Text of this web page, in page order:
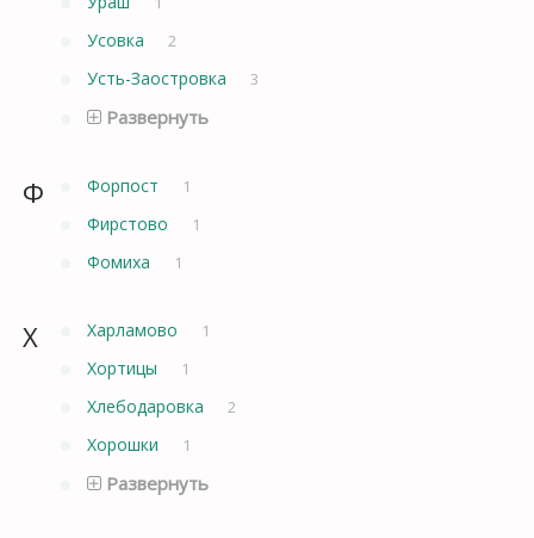
Усовка 2
Усть-Заостровка 3
Развернуть
Ф Форпост 1
Фирстово 1
Фомиха 1
Х Харламово 1
Хортицы 1
Хлебодаровка 2
Хорошки 1
Развернуть